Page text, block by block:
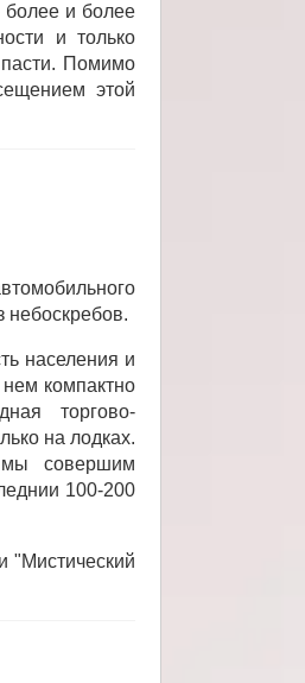
более и более
и только
Помимо
этой
небоскребов.
населения и
компактно
торгово-
на лодках.
совершим
100-200
"Мистический